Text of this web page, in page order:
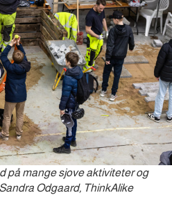
på mange sjove aktiviteter og
Odgaard, ThinkAlike